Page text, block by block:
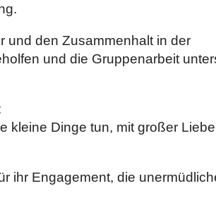
und den Zusammenhalt in der
und die Gruppenarbeit
kleine Dinge tun, mit großer
ihr Engagement, die